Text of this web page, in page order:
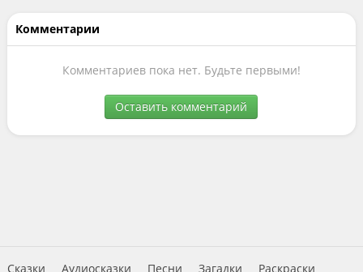
Комментарии
Комментариев пока нет. Будьте первыми!
Оставить комментарий
Сказки Аудиосказки Песни Загадки Раскраски